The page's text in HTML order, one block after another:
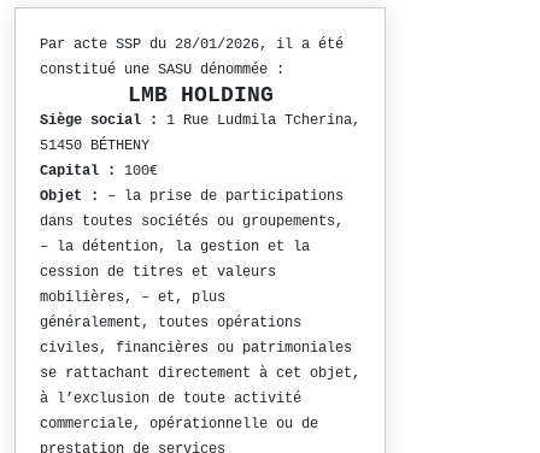
Par acte SSP du 28/01/2026, il a été
constitué une SASU dénommée :
LMB HOLDING
Siège social :
1 Rue Ludmila Tcherina,
51450 BÉTHENY
Capital :
100€
Objet :
– la prise de participations
dans toutes sociétés ou groupements,
– la détention, la gestion et la
cession de titres et valeurs
mobilières, – et, plus
généralement, toutes opérations
civiles, financières ou patrimoniales
se rattachant directement à cet objet,
à l’exclusion de toute activité
commerciale, opérationnelle ou de
prestation de services